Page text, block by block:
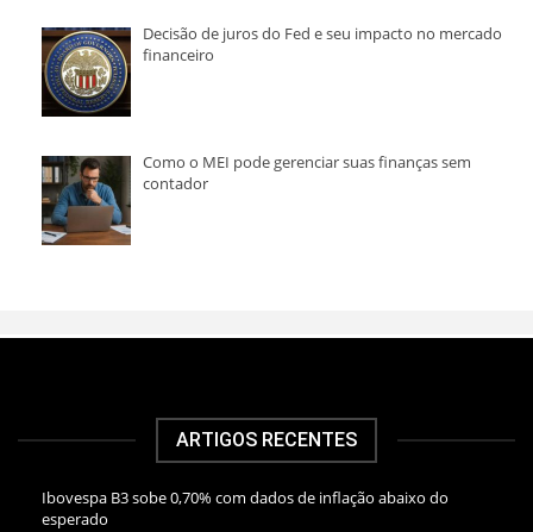
Decisão de juros do Fed e seu impacto no mercado
financeiro
Como o MEI pode gerenciar suas finanças sem
contador
ARTIGOS RECENTES
Ibovespa B3 sobe 0,70% com dados de inflação abaixo do
esperado